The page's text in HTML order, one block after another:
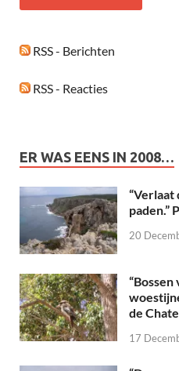
RSS - Berichten
RSS - Reacties
ER WAS EENS IN 2008…
“Verlaat
paden.”
20
“Bossen
de
17